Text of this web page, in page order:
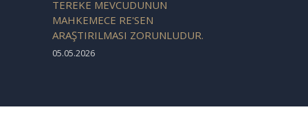
TEREKE MEVCUDUNUN
MAHKEMECE RE'SEN
ARAŞTIRILMASI ZORUNLUDUR.
05.05.2026